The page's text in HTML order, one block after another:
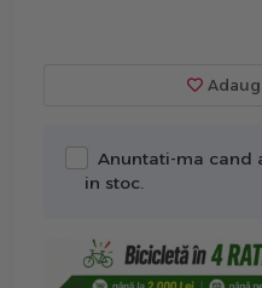
Anuntati-ma cand
in stoc.